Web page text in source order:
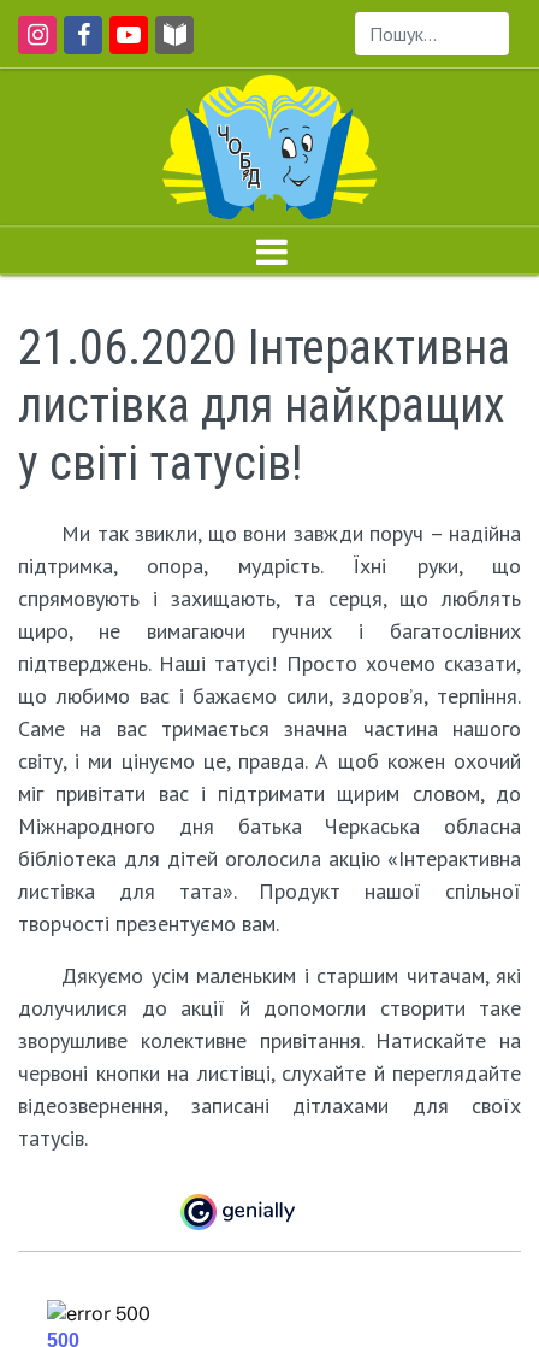
Пошук...
21.06.2020 Інтерактивна
листівка для найкращих
у світі татусів!
Ми так звикли, що вони завжди поруч – надійна
підтримка, опора, мудрість. Їхні руки, що
спрямовують і захищають, та серця, що люблять
щиро, не вимагаючи гучних і багатослівних
підтверджень. Наші татусі! Просто хочемо сказати,
що любимо вас і бажаємо сили, здоров’я, терпіння.
Саме на вас тримається значна частина нашого
світу, і ми цінуємо це, правда. А щоб кожен охочий
міг привітати вас і підтримати щирим словом, до
Міжнародного дня батька Черкаська обласна
бібліотека для дітей оголосила акцію «Інтерактивна
листівка для тата». Продукт нашої спільної
творчості презентуємо вам.
Дякуємо усім маленьким і старшим читачам, які
долучилися до акції й допомогли створити таке
зворушливе колективне привітання. Натискайте на
червоні кнопки на листівці, слухайте й переглядайте
відеозвернення, записані дітлахами для своїх
татусів.